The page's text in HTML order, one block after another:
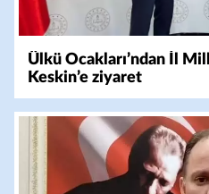
Ülkü Ocakları’ndan İl
Keskin’e ziyaret